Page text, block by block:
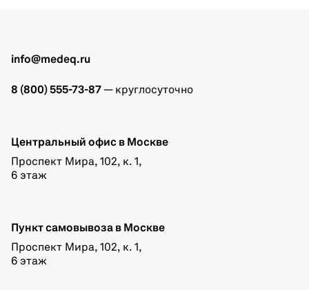
info@medeq.ru
8 (800) 555-73-87 — круглосуточно
Центральный офис в Москве
Проспект Мира, 102, к. 1,
6 этаж
Пункт самовывоза в Москве
Проспект Мира, 102, к. 1,
6 этаж